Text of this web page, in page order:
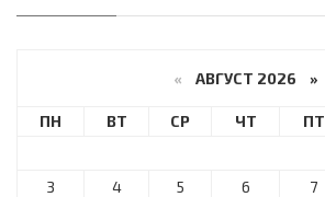
« АВГУСТ 2026 »
ПН ВТ СР ЧТ ПТ
3
4 5 6 7